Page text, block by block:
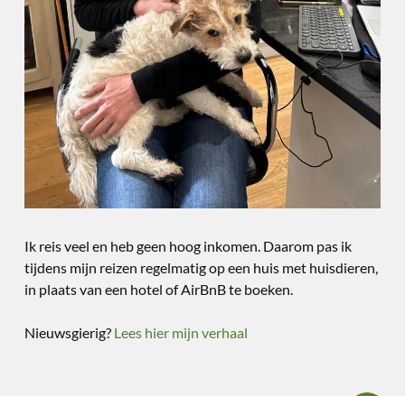
Ik reis veel en heb geen hoog inkomen. Daarom pas ik
tijdens mijn reizen regelmatig op een huis met huisdieren,
in plaats van een hotel of AirBnB te boeken.
Nieuwsgierig? Lees hier mijn verhaal